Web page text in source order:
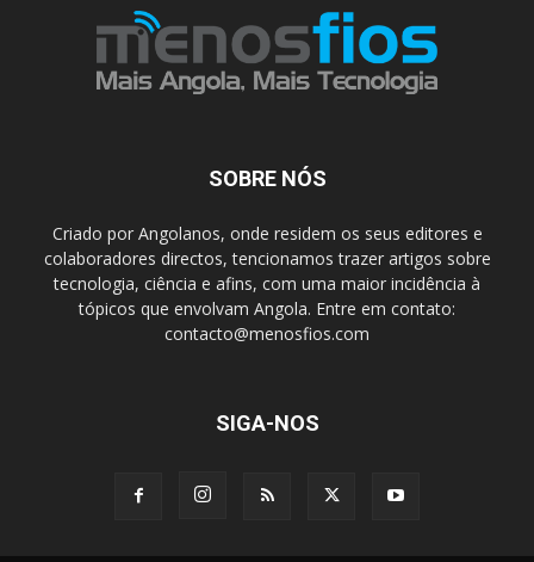
SOBRE NÓS
Criado por Angolanos, onde residem os seus editores e
colaboradores directos, tencionamos trazer artigos sobre
tecnologia, ciência e afins, com uma maior incidência à
tópicos que envolvam Angola. Entre em contato:
contacto@menosfios.com
SIGA-NOS